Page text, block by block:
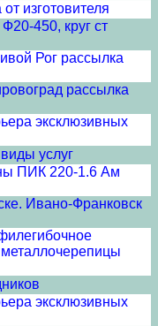
изготовителя
450, круг ст
Рог рассылка
рассылка
эксклюзивных
услуг
ПИК 220-1.6 Ам
Ивано-Франковск
эксклюзивных